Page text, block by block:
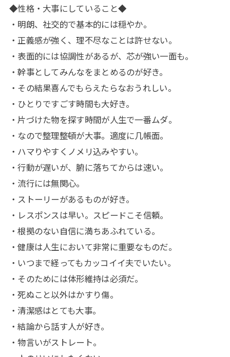
◆性格・大事にしていること◆
・明朗、社交的で基本的には穏やか。
・正義感が強く、理不尽なことは許せない。
・表面的には協調性があるが、芯が強い一面も。
・幹事としてみんなをまとめるのが好き。
・その結果喜んでもらえたらなおうれしい。
・ひとりですごす時間も大好き。
・片づけた物を探す時間が人生で一番ムダ。
・なので整理整頓が大事。適度に几帳面。
・ハマりやすくノメリ込みやすい。
・行動が遅いが、腑に落ちてからは速い。
・流行には無関心。
・ストーリーがあるものが好き。
・レスポンスは早い。スピードこそ信頼。
・根拠のない自信に満ちあふれている。
・健康は人生において非常に重要なものだ。
・いつまで経ってもカッコイイ夫でいたい。
・そのためには体形維持は必須だ。
・死ぬこと以外はかすり傷。
・清潔感はとても大事。
・結論から話す人が好き。
・物言いがストレート。